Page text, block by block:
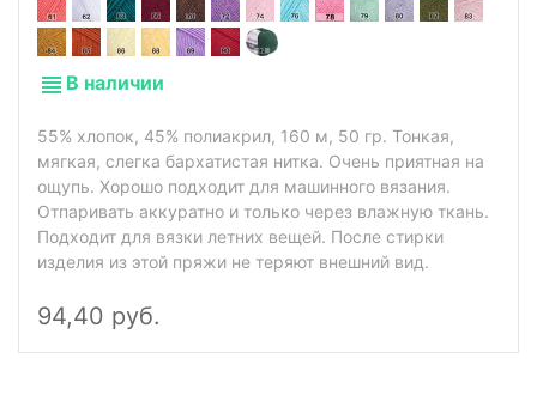
В наличии
55% хлопок, 45% полиакрил, 160 м, 50 гр. Тонкая,
мягкая, слегка бархатистая нитка. Очень приятная на
ощупь. Хорошо подходит для машинного вязания.
Отпаривать аккуратно и только через влажную ткань.
Подходит для вязки летних вещей. После стирки
изделия из этой пряжи не теряют внешний вид.
94,40 руб.